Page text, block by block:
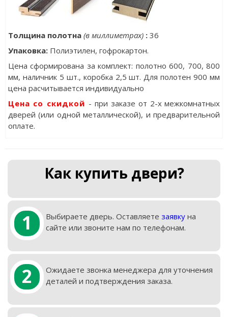
Толщина полотна (в миллиметрах):36
Упаковка:Полиэтилен, гофрокартон.
Цена сформирована за комплект: полотно 600, 700, 800
мм, наличник 5 шт., коробка 2,5 шт. Для полотен 900 мм
цена расчитывается индивидуально
Цена со скидкой - при заказе от 2-х межкомнатных
дверей (или одной металлической), и предварительной
оплате.
Как купить двери?
1 Выбираете дверь. Оставляете заявкуна
сайте или звоните нам по телефонам.
2
Ожидаете звонка менеджера для уточнения
деталей и подтверждения заказа.